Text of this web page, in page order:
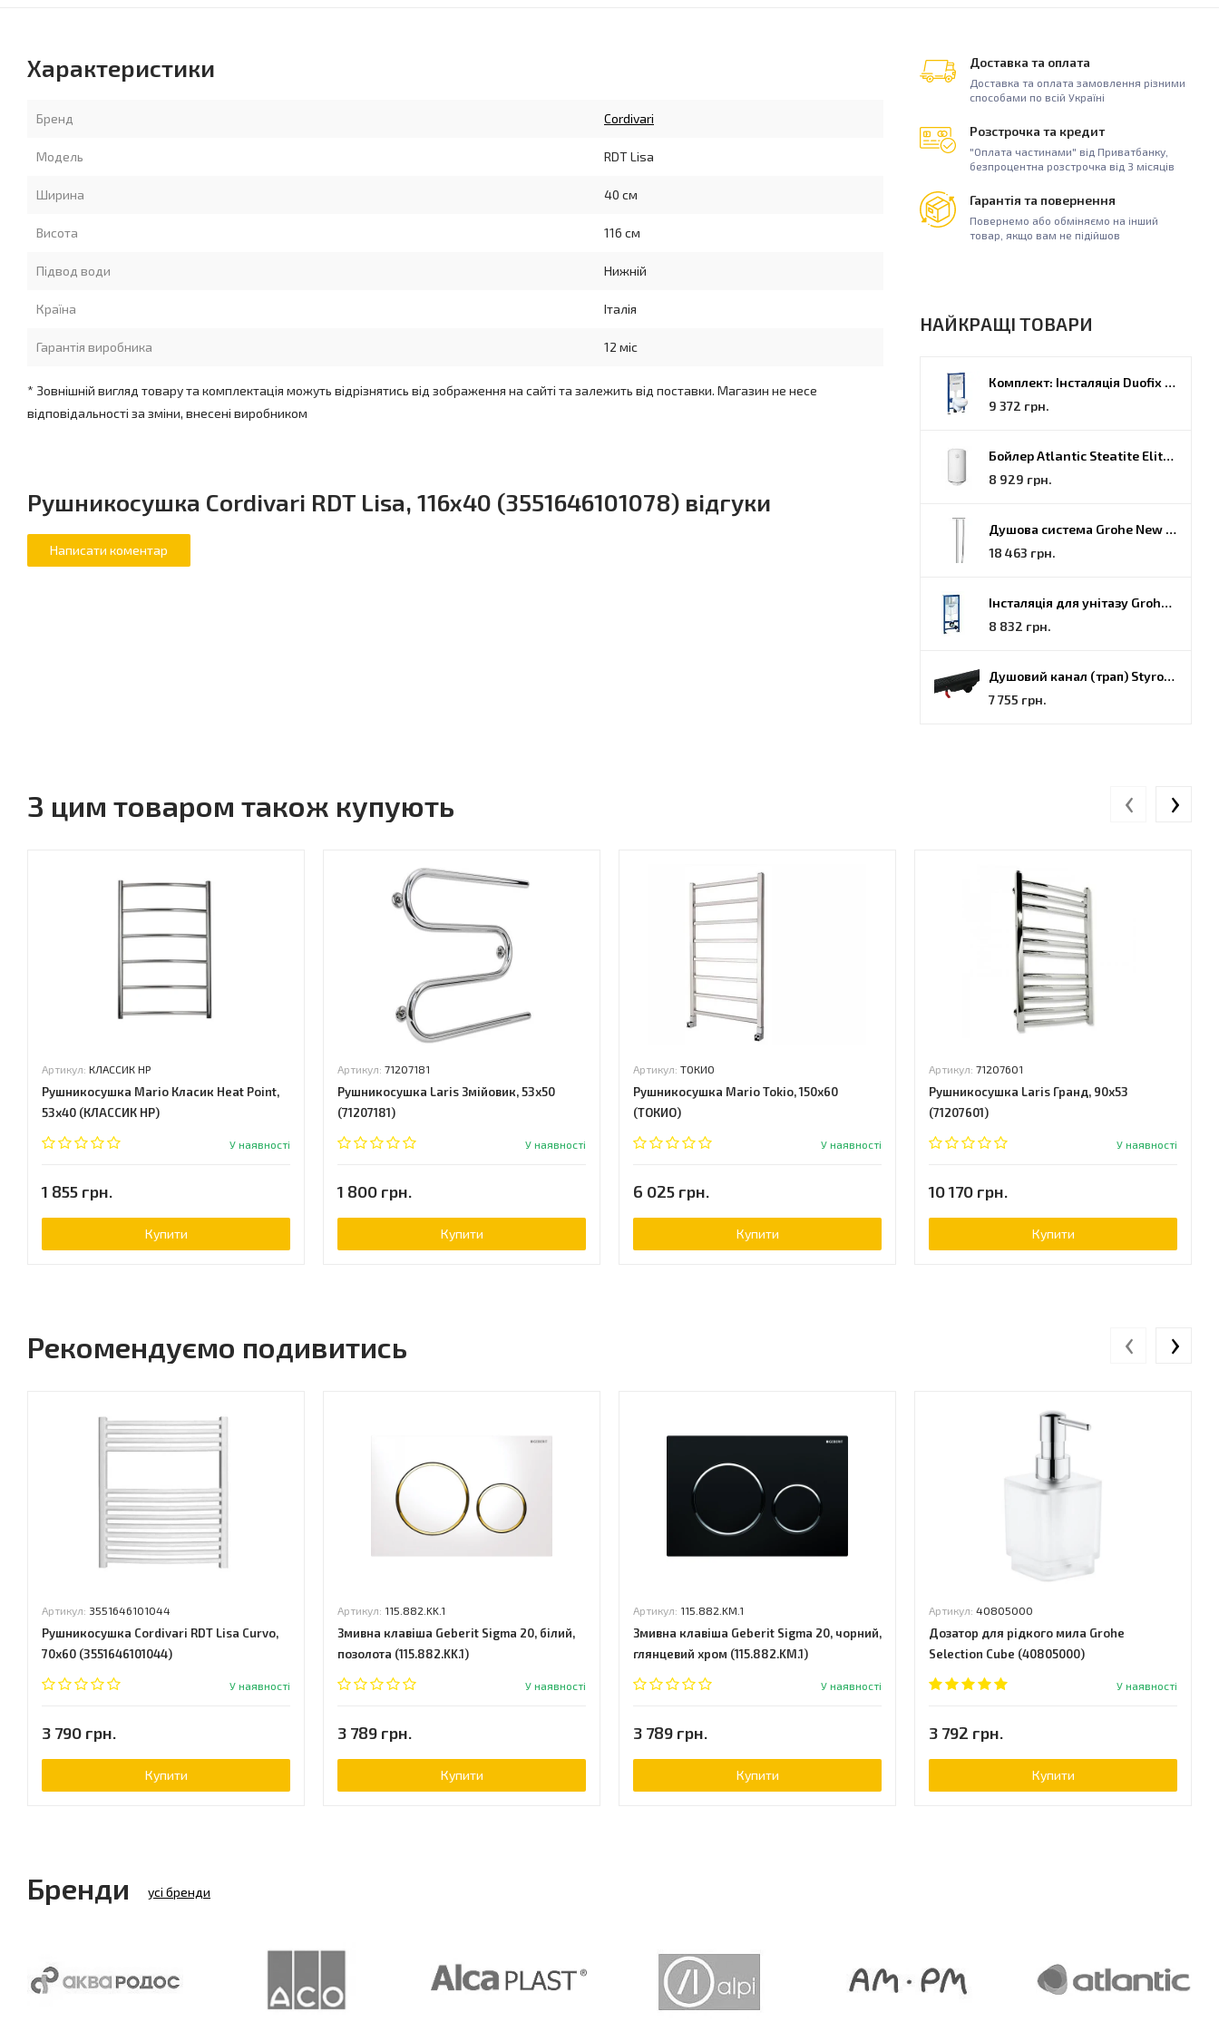
Доставка та оплата
Доставка та оплата замовлення різними
способами по всій Україні
Розстрочка та кредит
"Оплата частинами" від Приватбанку,
безпроцентна розстрочка від 3 місяців
Гарантія та повернення
Повернемо або обміняємо на інший
товар, якщо вам не підійшов
НАЙКРАЩІ ТОВАРИ
Комплект: Інсталяція Duofix PRO 20 + унітаз Kolo Idol (118.315.21.2)
9 372 грн.
Бойлер Atlantic Steatite Elite VM 080 D400 2 BC, 80 (851188)
8 929 грн.
Душова система Grohe New Tempesta Cosmopolitan (27922000)
18 463 грн.
Інсталяція для унітазу Grohe Rapid SL (38772001)
8 832 грн.
Душовий канал (трап) Styron, решітка Гармонія, 70 (STY-H-70-FF)
7 755 грн.
Характеристики
Бренд Cordivari
Модель RDT Lisa
Ширина 40 см
Висота 116 см
Підвод води Нижній
Країна Італія
Гарантія виробника 12 міс
* Зовнішній вигляд товару та комплектація можуть відрізнятись від зображення на сайті та залежить від поставки. Магазин не несе
відповідальності за зміни, внесені виробником
Рушникосушка Cordivari RDT Lisa, 116x40 (3551646101078) відгуки
З цим товаром також купують
Артикул: КЛАССИК НР
Рушникосушка Mario Класик Heat Point,
53x40 (КЛАССИК НР)
У наявності
1 855 грн.
Купити
Артикул: 71207181
Рушникосушка Laris Змійовик, 53x50
(71207181)
У наявності
1 800 грн.
Купити
Артикул: ТОКИО
Рушникосушка Mario Tokio, 150x60
(ТОКИО)
У наявності
6 025 грн.
Купити
Артикул: 71207601
Рушникосушка Laris Гранд, 90x53
(71207601)
У наявності
10 170 грн.
Купити
‹ ›
Рекомендуємо подивитись
Артикул: 3551646101044
Рушникосушка Cordivari RDT Lisa Curvo,
70x60 (3551646101044)
У наявності
3 790 грн.
Купити
Артикул: 115.882.KK.1
Змивна клавіша Geberit Sigma 20, білий,
позолота (115.882.KK.1)
У наявності
3 789 грн.
Купити
Артикул: 115.882.KM.1
Змивна клавіша Geberit Sigma 20, чорний,
глянцевий хром (115.882.KM.1)
У наявності
3 789 грн.
Купити
Артикул: 40805000
Дозатор для рідкого мила Grohe
Selection Cube (40805000)
У наявності
3 792 грн.
Купити
‹ ›
Бренди усі бренди